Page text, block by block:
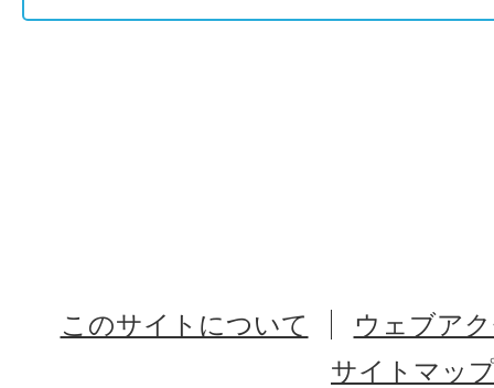
このサイトについて
ウェブア
サイトマッ